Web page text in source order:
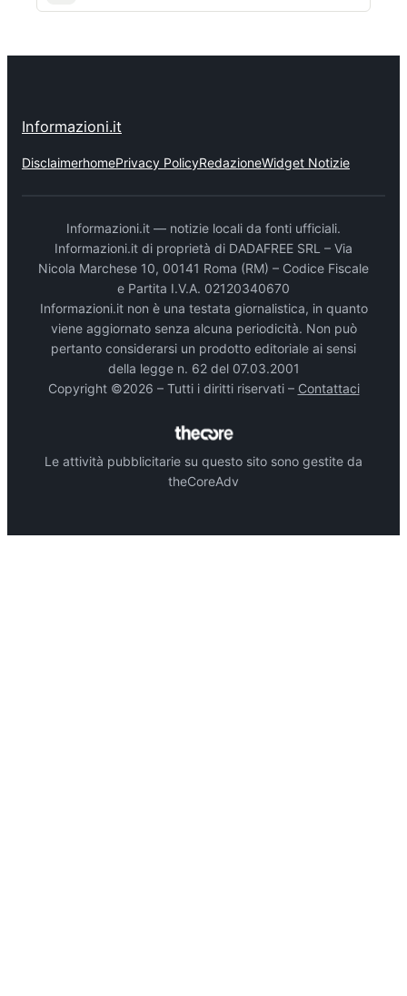
Informazioni.it
DisclaimerhomePrivacy PolicyRedazioneWidget Notizie
Informazioni.it — notizie locali da fonti ufficiali.
Informazioni.it di proprietà di DADAFREE SRL – Via
Nicola Marchese 10, 00141 Roma (RM) – Codice Fiscale
e Partita I.V.A. 02120340670
Informazioni.it non è una testata giornalistica, in quanto
viene aggiornato senza alcuna periodicità. Non può
pertanto considerarsi un prodotto editoriale ai sensi
della legge n. 62 del 07.03.2001
Copyright ©2026 – Tutti i diritti riservati – Contattaci
Le attività pubblicitarie su questo sito sono gestite da
theCoreAdv